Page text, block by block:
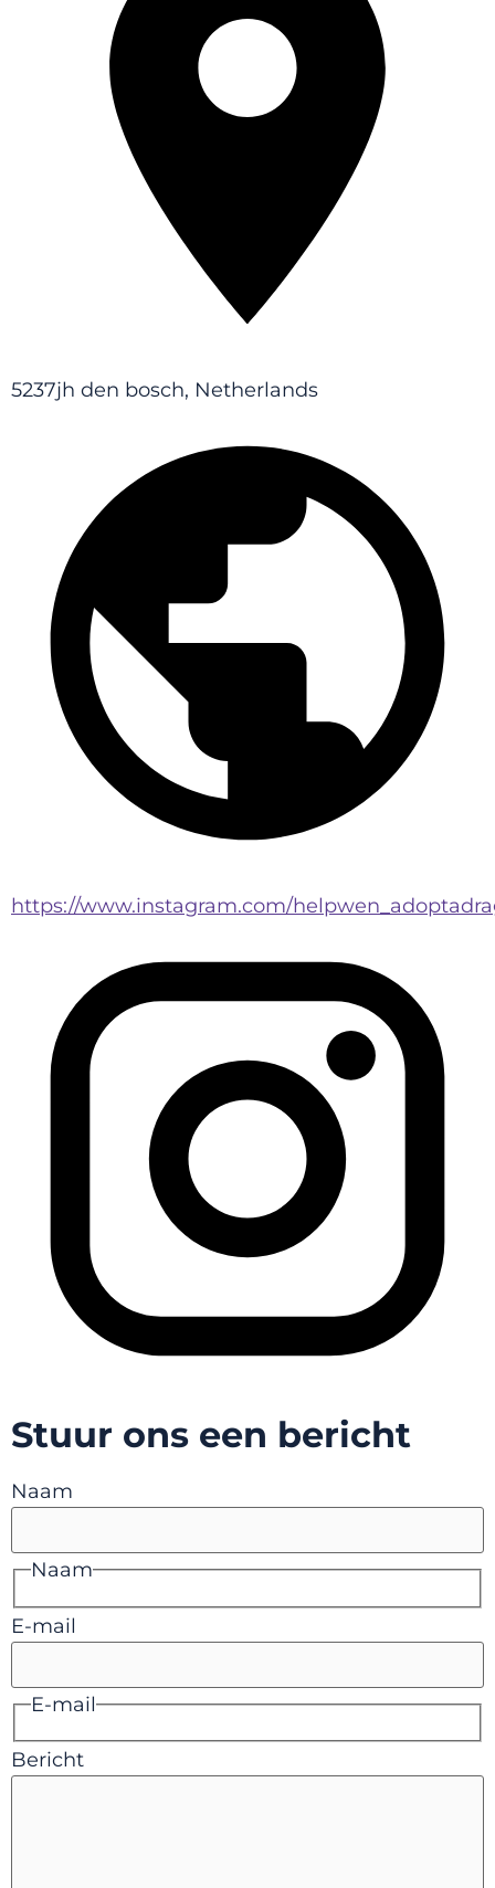
5237jh den bosch, Netherlands
https://www.instagram.com/
Stuur ons een bericht
Naam
Naam
E-mail
E-mail
Bericht